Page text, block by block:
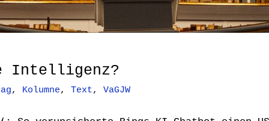
Intelligenz?
, Kolumne, Text, VaGJW